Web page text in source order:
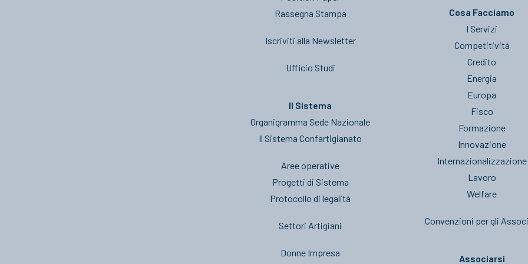
Rassegna Stampa
Iscriviti alla Newsletter
Ufficio Studi
Il Sistema
Organigramma Sede Nazionale
Il Sistema Confartigianato
Aree operative
Progetti di Sistema
Protocollo di legalità
Settori Artigiani
Donne Impresa
Cosa Facciamo
I Servizi
Competitività
Credito
Energia
Europa
Fisco
Formazione
Innovazione
Internazionalizzazione
Lavoro
Welfare
Convenzioni per gli
Associarsi